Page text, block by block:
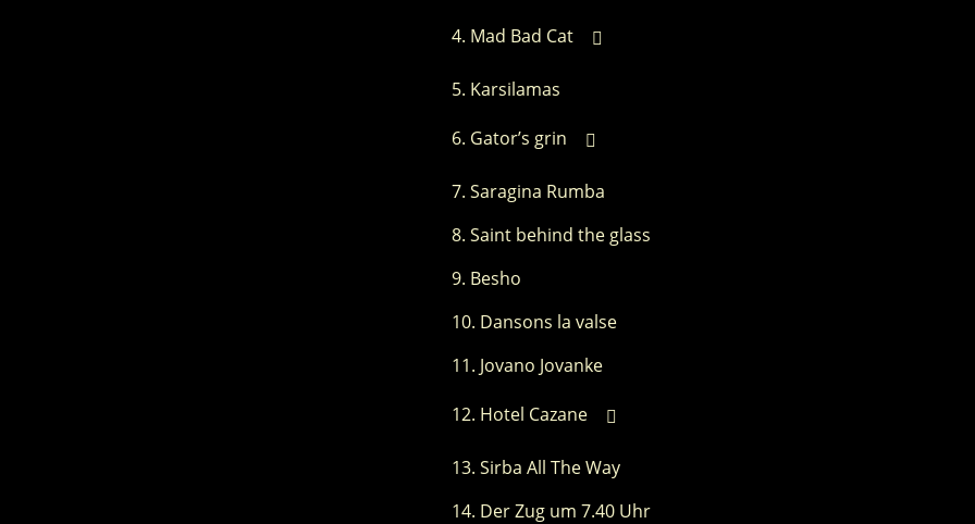
Mad Bad Cat
Karsilamas
Gator’s grin
Saragina Rumba
Saint behind the glass
Besho
Dansons la valse
Jovano Jovanke
Hotel Cazane
Sirba All The Way
Der Zug um 7.40 Uhr